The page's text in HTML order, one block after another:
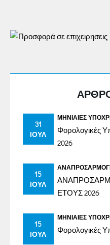
31
ΙΟΎΛ
ΜΗΝΙΑΊΕΣ
Φορολογικές
2026
15
ΙΟΎΛ
ΕΤΟΥΣ 2026
15
ΙΟΎΛ
ΜΗΝΙΑΊΕΣ
Φορολογικές